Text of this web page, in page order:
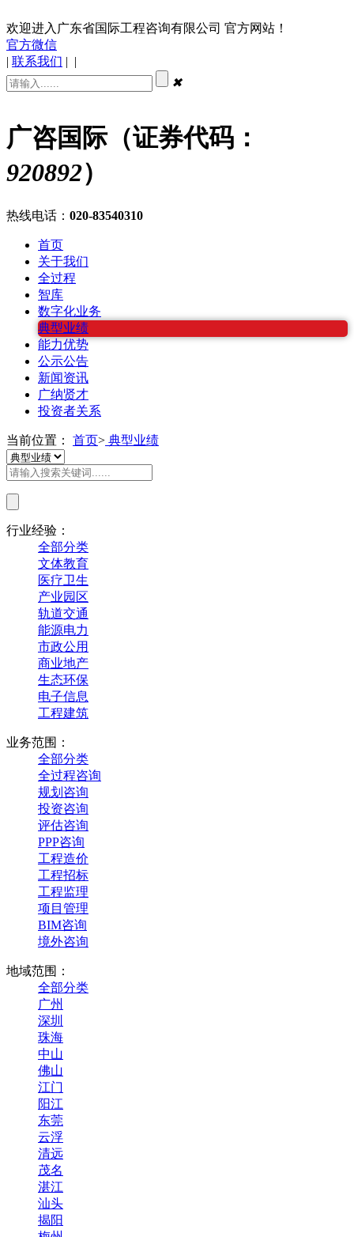
欢迎进入广东省国际工程咨询有限公司 官方网站！
官方微信
| 联系我们 | |
✖
广咨国际（证券代码：
920892）
热线电话： 020-83540310
首页
关于我们
全过程
智库
数字化业务
典型业绩
能力优势
公示公告
新闻资讯
广纳贤才
投资者关系
当前位置： 首页> 典型业绩
行业经验：
全部分类
文体教育
医疗卫生
产业园区
轨道交通
能源电力
市政公用
商业地产
生态环保
电子信息
工程建筑
业务范围：
全部分类
全过程咨询
规划咨询
投资咨询
评估咨询
PPP咨询
工程造价
工程招标
工程监理
项目管理
BIM咨询
境外咨询
地域范围：
全部分类
广州
深圳
珠海
中山
佛山
江门
阳江
东莞
云浮
清远
茂名
湛江
汕头
揭阳